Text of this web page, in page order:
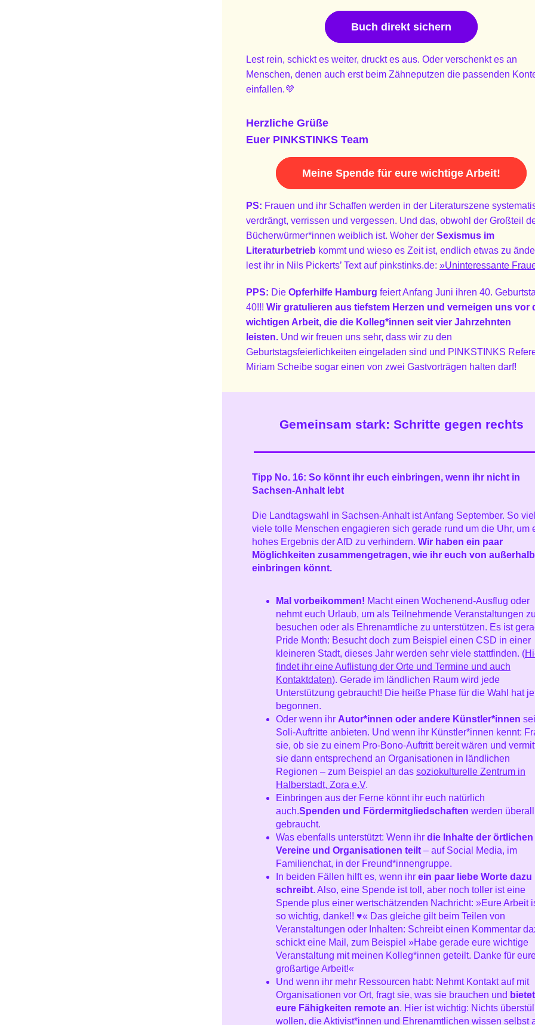
Buch direkt sichern
Lest rein, schickt es weiter, druckt es aus. Oder verschenkt es an
Menschen, denen auch erst beim Zähneputzen die passenden
einfallen.💜
Herzliche Grüße
Euer PINKSTINKS Team
Meine Spende für eure wichtige Arbeit!
PS: Frauen und ihr Schaffen werden in der Literaturszene
verdrängt, verrissen und vergessen. Und das, obwohl der Großteil
Bücherwürmer*innen weiblich ist. Woher der Sexismus im
Literaturbetrieb kommt und wieso es Zeit ist, endlich etwas zu
lest ihr in Nils Pickerts’ Text auf pinkstinks.de: »Uninteressante
PPS: Die Opferhilfe Hamburg feiert Anfang Juni ihren 40.
40!!! Wir gratulieren aus tiefstem Herzen und verneigen uns vor
wichtigen Arbeit, die die Kolleg*innen seit vier Jahrzehnten
leisten. Und wir freuen uns sehr, dass wir zu den
Geburtstagsfeierlichkeiten eingeladen sind und PINKSTINKS
Miriam Scheibe sogar einen von zwei Gastvorträgen halten darf!
Gemeinsam stark: Schritte gegen rechts
Tipp No. 16: So könnt ihr euch einbringen, wenn ihr nicht in
Sachsen-Anhalt lebt
Die Landtagswahl in Sachsen-Anhalt ist Anfang September. So
viele tolle Menschen engagieren sich gerade rund um die Uhr, um
hohes Ergebnis der AfD zu verhindern. Wir haben ein paar
Möglichkeiten zusammengetragen, wie ihr euch von außerhalb
einbringen könnt.
Mal vorbeikommen! Macht einen Wochenend-Ausflug oder
nehmt euch Urlaub, um als Teilnehmende Veranstaltungen zu
besuchen oder als Ehrenamtliche zu unterstützen. Es ist
Pride Month: Besucht doch zum Beispiel einen CSD in einer
kleineren Stadt, dieses Jahr werden sehr viele stattfinden. (
findet ihr eine Auflistung der Orte und Termine und auch
Kontaktdaten). Gerade im ländlichen Raum wird jede
Unterstützung gebraucht! Die heiße Phase für die Wahl hat
begonnen.
Oder wenn ihr Autor*innen oder andere Künstler*innen
Soli-Auftritte anbieten. Und wenn ihr Künstler*innen kennt:
sie, ob sie zu einem Pro-Bono-Auftritt bereit wären und
sie dann entsprechend an Organisationen in ländlichen
Regionen – zum Beispiel an das soziokulturelle Zentrum in
Halberstadt, Zora e.V.
Einbringen aus der Ferne könnt ihr euch natürlich
auch.Spenden und Fördermitgliedschaften werden überall
gebraucht.
Was ebenfalls unterstützt: Wenn ihr die Inhalte der örtlichen
Vereine und Organisationen teilt – auf Social Media, im
Familienchat, in der Freund*innengruppe.
In beiden Fällen hilft es, wenn ihr ein paar liebe Worte dazu
schreibt. Also, eine Spende ist toll, aber noch toller ist eine
Spende plus einer wertschätzenden Nachricht: »Eure Arbeit
so wichtig, danke!! ♥️« Das gleiche gilt beim Teilen von
Veranstaltungen oder Inhalten: Schreibt einen Kommentar
schickt eine Mail, zum Beispiel »Habe gerade eure wichtige
Veranstaltung mit meinen Kolleg*innen geteilt. Danke für
großartige Arbeit!«
Und wenn ihr mehr Ressourcen habt: Nehmt Kontakt auf mit
Organisationen vor Ort, fragt sie, was sie brauchen und bietet
eure Fähigkeiten remote an. Hier ist wichtig: Nichts
wollen, die Aktivist*innen und Ehrenamtlichen wissen selbst